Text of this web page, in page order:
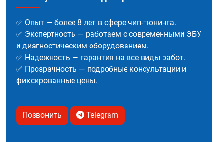
✅ Опыт — более 8 лет в сфере чип-тюнинга.
✅ Экспертность — работаем с современными ЭБУ
и диагностическим оборудованием.
✅ Надежность — гарантия на все виды работ.
✅ Прозрачность — подробные консультации и
фиксированные цены.
Позвонить Telegram